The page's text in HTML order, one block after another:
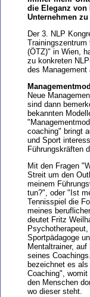
die Eleganz von
Unternehmen
Der 3. NLP
Trainingszentrum
(ÖTZ)" in Wien,
zu konkreten
des Management
Neue
sind dann
bekannten
coaching" bringt
und Sport
Führungskräften
Mit den Fragen
Streit um den
meinem
tun?", oder "Ist
Tennisspiel die
meines
deutet Fritz
Psychotherapeut,
Sportpädagoge
Mentaltrainer,
seines
bezeichnet es als
Coaching", womit
den Menschen
wo dieser steht.